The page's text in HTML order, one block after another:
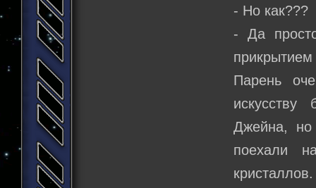
- Но как???
- Да
Парень
Джейна, но
поехали